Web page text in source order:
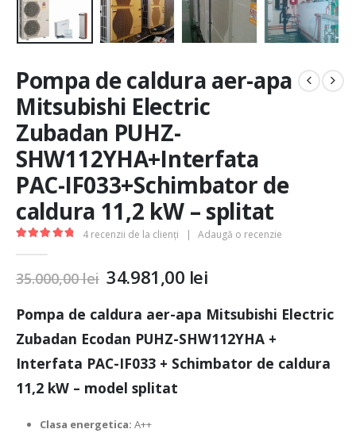
Pompa de caldura aer-apa
Mitsubishi Electric
Zubadan PUHZ-
SHW112YHA+Interfata
PAC-IF033+Schimbator de
caldura 11,2 kW – splitat
4 recenzii de la clienți | Adaugă o recenzie
35.000,00lei 34.981,00 lei
Pompa de caldura aer-apa Mitsubishi Electric
Zubadan Ecodan PUHZ-SHW112YHA +
Interfata PAC-IF033 + Schimbator de caldura
11,2 kW – model splitat
Clasa energetica: A++